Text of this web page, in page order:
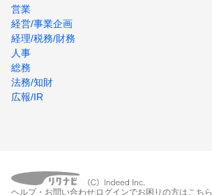
営業
経営/事業企画
経理/税務/財務
人事
総務
法務/知財
広報/IR
ヘルプ・お問い合わせ ログインでお困りの方はこちら